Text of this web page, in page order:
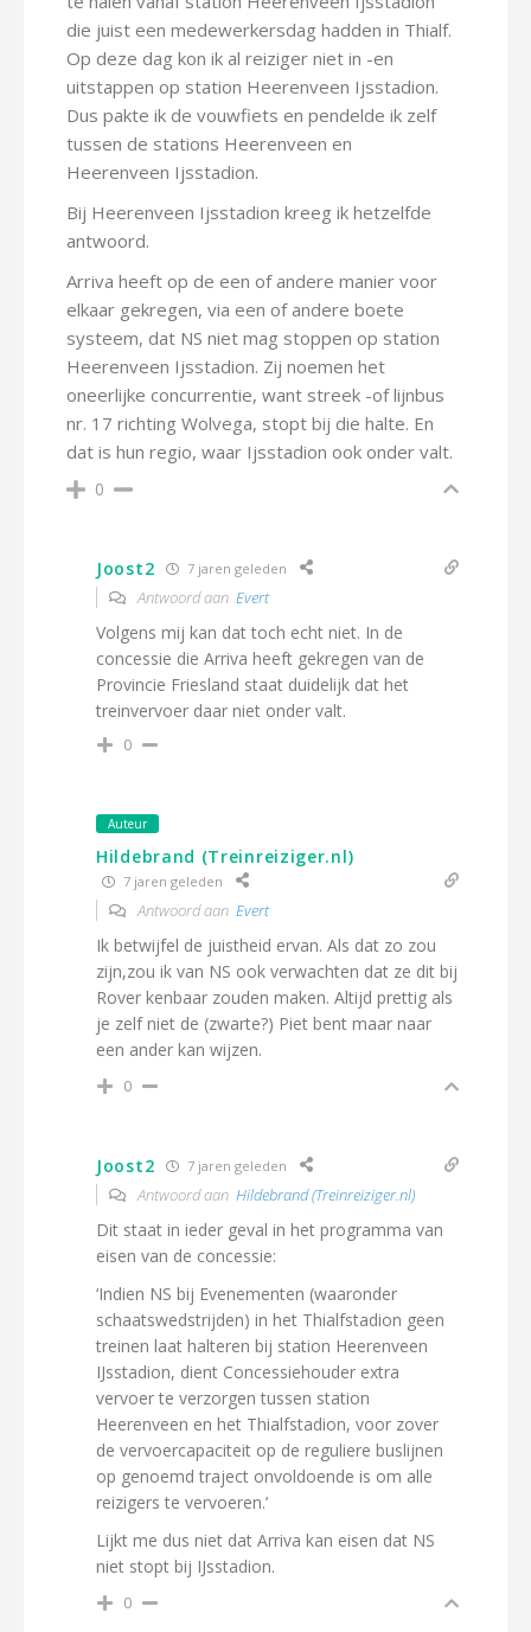
die juist een medewerkersdag hadden in Thialf.
Op deze dag kon ik al reiziger niet in -en
uitstappen op station Heerenveen Ijsstadion.
Dus pakte ik de vouwfiets en pendelde ik zelf
tussen de stations Heerenveen en
Heerenveen Ijsstadion.
Bij Heerenveen Ijsstadion kreeg ik hetzelfde
antwoord.
Arriva heeft op de een of andere manier voor
elkaar gekregen, via een of andere boete
systeem, dat NS niet mag stoppen op station
Heerenveen Ijsstadion. Zij noemen het
oneerlijke concurrentie, want streek -of lijnbus
nr. 17 richting Wolvega, stopt bij die halte. En
dat is hun regio, waar Ijsstadion ook onder valt.
0
Joost2 7 jaren geleden
Antwoord aan Evert
Volgens mij kan dat toch echt niet. In de
concessie die Arriva heeft gekregen van de
Provincie Friesland staat duidelijk dat het
treinvervoer daar niet onder valt.
0
Auteur
Hildebrand (Treinreiziger.nl)
7 jaren geleden
Antwoord aan Evert
Ik betwijfel de juistheid ervan. Als dat zo zou
zijn,zou ik van NS ook verwachten dat ze dit bij
Rover kenbaar zouden maken. Altijd prettig als
je zelf niet de (zwarte?) Piet bent maar naar
een ander kan wijzen.
0
Joost2 7 jaren geleden
Antwoord aan Hildebrand (Treinreiziger.nl)
Dit staat in ieder geval in het programma van
eisen van de concessie:
‘Indien NS bij Evenementen (waaronder
schaatswedstrijden) in het Thialfstadion geen
treinen laat halteren bij station Heerenveen
IJsstadion, dient Concessiehouder extra
vervoer te verzorgen tussen station
Heerenveen en het Thialfstadion, voor zover
de vervoercapaciteit op de reguliere buslijnen
op genoemd traject onvoldoende is om alle
reizigers te vervoeren.’
Lijkt me dus niet dat Arriva kan eisen dat NS
niet stopt bij IJsstadion.
0